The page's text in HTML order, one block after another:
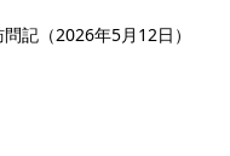
記（2026年5月12日）